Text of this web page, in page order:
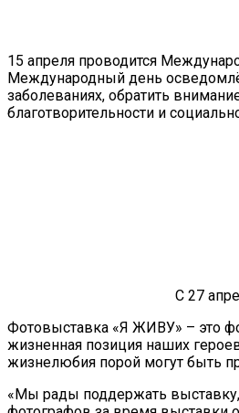
15 апреля проводится
Международный день
заболеваниях, обратить
благотворительности и
С 27
Фотовыставка «Я ЖИВУ» – это
жизненная позиция наших
жизнелюбия порой могут быть
«Мы рады поддержать